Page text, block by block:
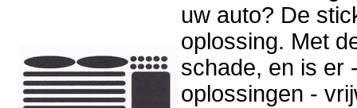
uw auto? De
oplossing. Met
schade, en is er
oplossingen -